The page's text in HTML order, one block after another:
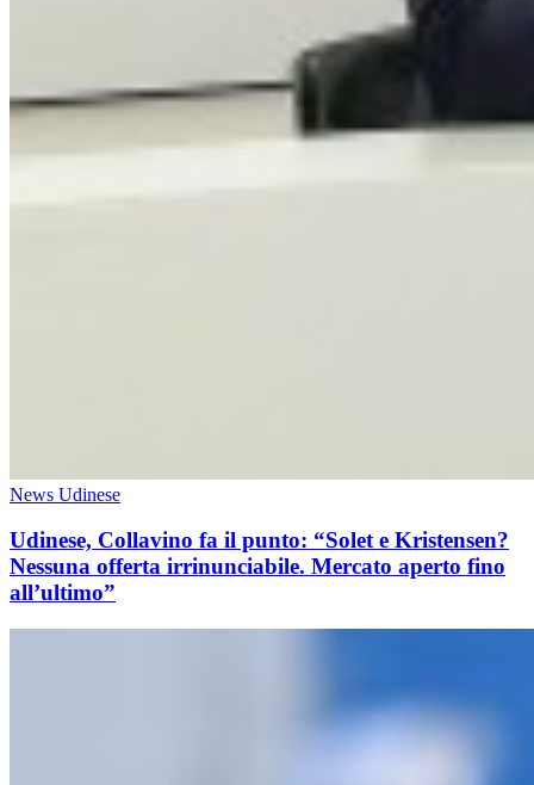
News Udinese
Udinese, Collavino fa il punto: “Solet e Kristensen?
Nessuna offerta irrinunciabile. Mercato aperto fino
all’ultimo”